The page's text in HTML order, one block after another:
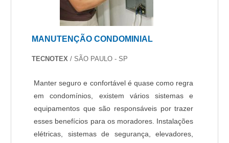
MANUTENÇÃO CONDOMINIAL
TECNOTEX / SÃO PAULO - SP
Manter seguro e confortável é quase como regra
em condomínios, existem vários sistemas e
equipamentos que são responsáveis por trazer
esses benefícios para os moradores. Instalações
elétricas, sistemas de segurança, elevadores,